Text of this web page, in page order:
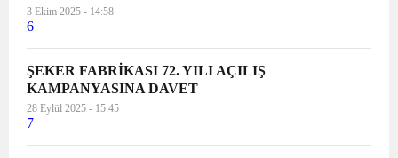
3 Ekim 2025 - 14:58
6
ŞEKER FABRİKASI 72. YILI AÇILIŞ
KAMPANYASINA DAVET
28 Eylül 2025 - 15:45
7